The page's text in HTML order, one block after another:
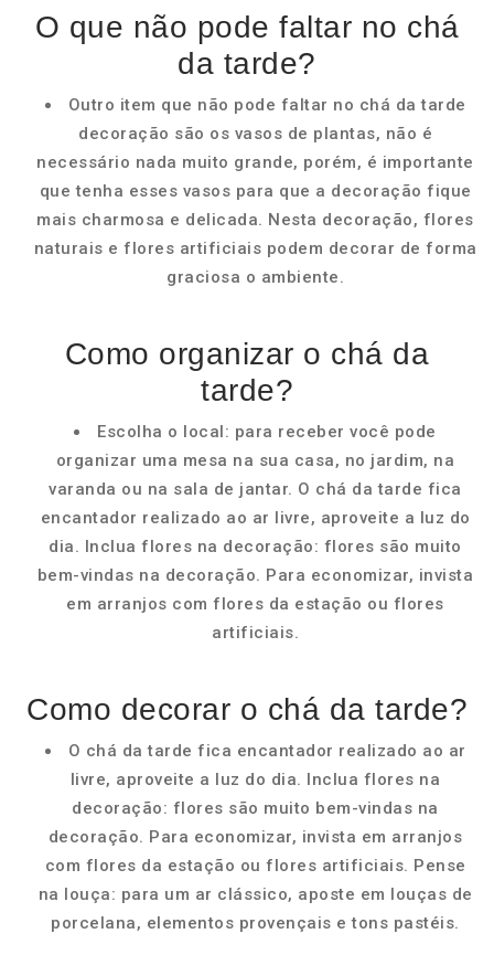
O que não pode faltar no chá
da tarde?
Outro item que não pode faltar no chá da tarde
decoração são os vasos de plantas, não é
necessário nada muito grande, porém, é importante
que tenha esses vasos para que a decoração fique
mais charmosa e delicada. Nesta decoração, flores
naturais e flores artificiais podem decorar de forma
graciosa o ambiente.
Como organizar o chá da
tarde?
Escolha o local: para receber você pode
organizar uma mesa na sua casa, no jardim, na
varanda ou na sala de jantar. O chá da tarde fica
encantador realizado ao ar livre, aproveite a luz do
dia. Inclua flores na decoração: flores são muito
bem-vindas na decoração. Para economizar, invista
em arranjos com flores da estação ou flores
artificiais.
Como decorar o chá da tarde?
O chá da tarde fica encantador realizado ao ar
livre, aproveite a luz do dia. Inclua flores na
decoração: flores são muito bem-vindas na
decoração. Para economizar, invista em arranjos
com flores da estação ou flores artificiais. Pense
na louça: para um ar clássico, aposte em louças de
porcelana, elementos provençais e tons pastéis.